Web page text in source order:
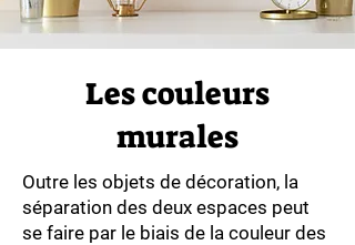
Les couleurs
murales
Outre les objets de décoration, la
séparation des deux espaces peut
se faire par le biais de la couleur des